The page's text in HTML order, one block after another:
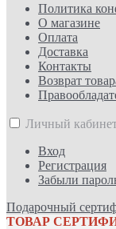
Политика
О магазине
Оплата
Доставка
Контакты
Возврат
Личный
Вход
Регистрация
Забыли
Подарочный
ТОВАР